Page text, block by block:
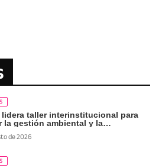
lidera taller interinstitucional para
la gestión ambiental y la
energética
de 2026